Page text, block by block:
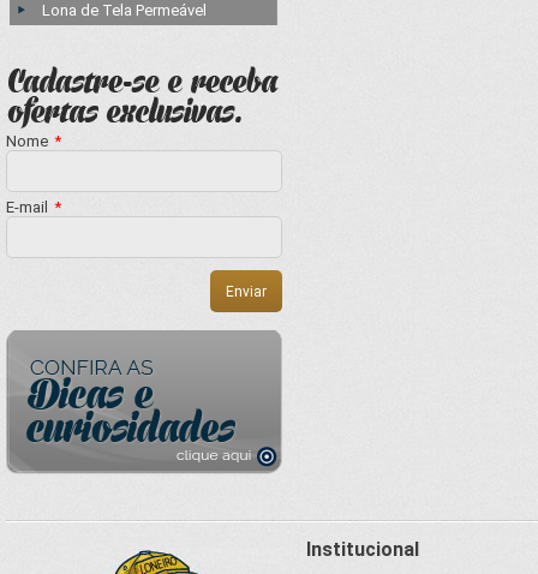
Lona de Tela Permeável
Nome *
E-mail *
Institucional